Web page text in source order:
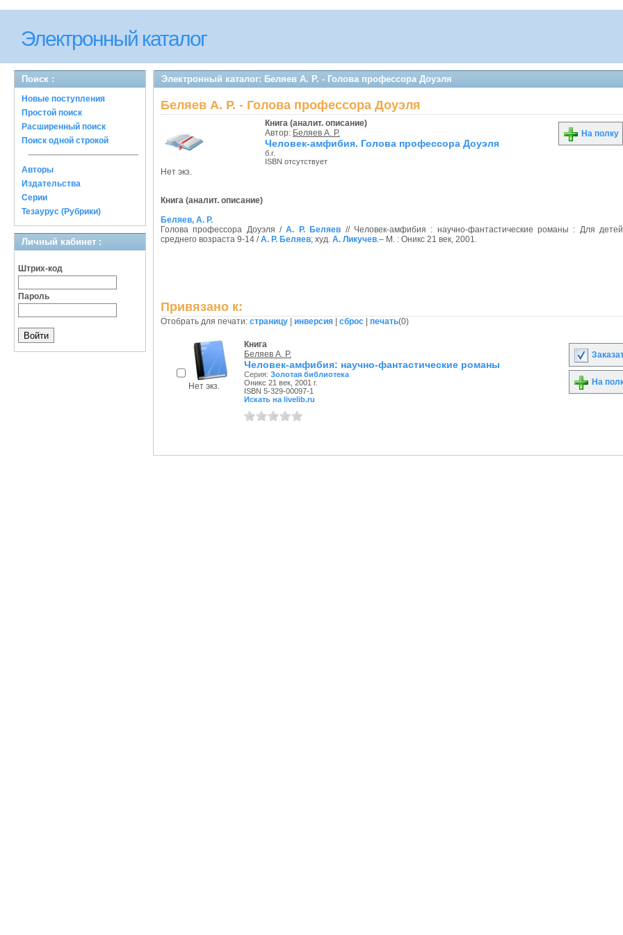
Электронный каталог
Поиск :
Новые поступления
Простой поиск
Расширенный поиск
Поиск одной строкой
Авторы
Издательства
Серии
Тезаурус (Рубрики)
Личный кабинет :
Штрих-код
Пароль
Электронный каталог: Беляев А. Р. - Голова профессора Доуэля
Беляев А. Р. - Голова профессора Доуэля
Нет экз.
Книга (аналит. описание)
Автор: Беляев А. Р.
Человек-амфибия. Голова профессора Доуэля
б.г.
ISBN отсутствует
На полку
Книга (аналит. описание)
Беляев, А. Р.
Голова профессора Доуэля /А. Р. Беляев // Человек-амфибия : научно-фантастические романы : Для детей
среднего возраста 9-14 /А. Р. Беляев; худ. А. Ликучев.– М. : Оникс 21 век, 2001.
Привязано к:
Отобрать для печати: страницу инверсия сброс печать(0)
Нет экз.
Книга
Беляев А. Р.
Человек-амфибия: научно-фантастические романы
Серия: Золотая библиотека
Оникс 21 век, 2001 г.
ISBN 5-329-00097-1
Искать на livelib.ru
На